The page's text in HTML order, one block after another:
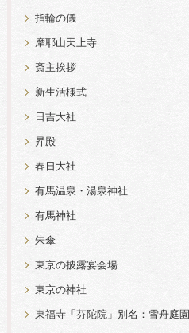
指輪の儀
摩耶山天上寺
斎主挨拶
新生活様式
日吉大社
昇殿
春日大社
有馬温泉・湯泉神社
有馬神社
朱傘
東京の披露宴会場
東京の神社
東福寺「芬陀院」別名：雪舟庭園